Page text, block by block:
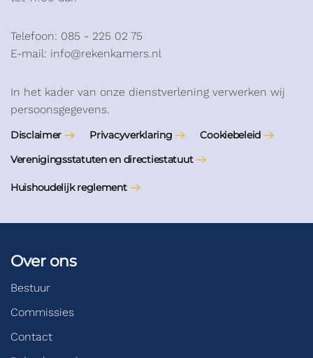
Telefoon: 085 - 225 02 75
E-mail: info@rekenkamers.nl
In het kader van onze dienstverlening verwerken wij
persoonsgegevens.
Disclaimer Privacyverklaring
Cookiebeleid
Verenigingsstatuten en directiestatuut
Huishoudelijk reglement
Over ons
Bestuur
Commissies
Contact